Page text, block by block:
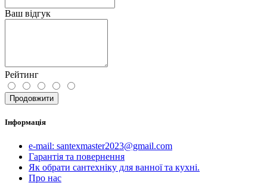
Ваш відгук
Рейтинг
Продовжити
Інформація
e-mail: santexmaster2023@gmail.com
Гарантія та повернення
Як обрати сантехніку для ванної та кухні.
Про нас